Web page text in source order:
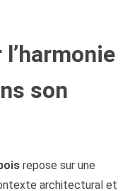
son
repose sur une
architectural et